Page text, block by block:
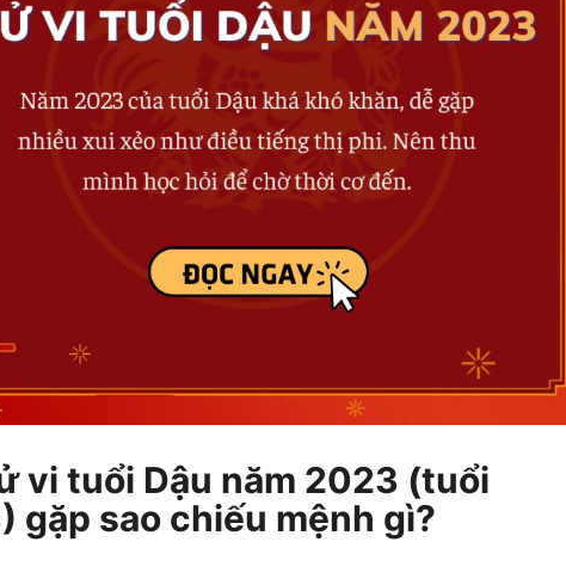
vi tuổi Dậu năm 2023 (tuổi
gặp sao chiếu mệnh gì?